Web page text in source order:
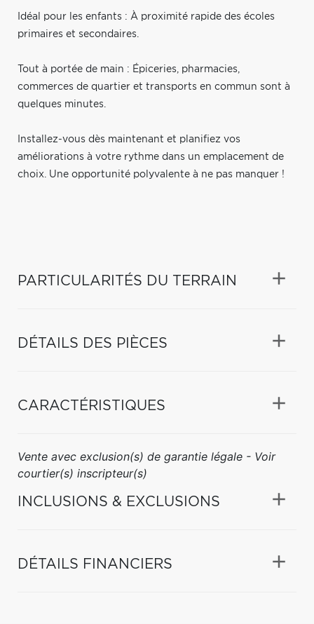
Idéal pour les enfants : À proximité rapide des écoles
primaires et secondaires.
Tout à portée de main : Épiceries, pharmacies,
commerces de quartier et transports en commun sont à
quelques minutes.
Installez-vous dès maintenant et planifiez vos
améliorations à votre rythme dans un emplacement de
choix. Une opportunité polyvalente à ne pas manquer !
PARTICULARITÉS DU TERRAIN
DÉTAILS DES PIÈCES
CARACTÉRISTIQUES
Vente avec exclusion(s) de garantie légale - Voir
courtier(s) inscripteur(s)
INCLUSIONS & EXCLUSIONS
DÉTAILS FINANCIERS